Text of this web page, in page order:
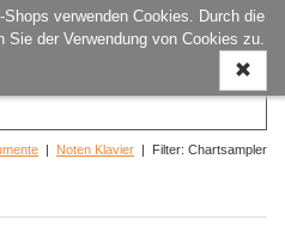
verwenden Cookies. Durch die
Sie der Verwendung von Cookies zu.
ein-/
| Noten Klavier | Filter: Chartsampler